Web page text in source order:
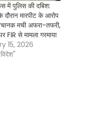
में पुलिस की दबिश:
मारपीट के आरोप
मची अफरा-तफरी,
FIR से मामला गरमाया
15, 2026